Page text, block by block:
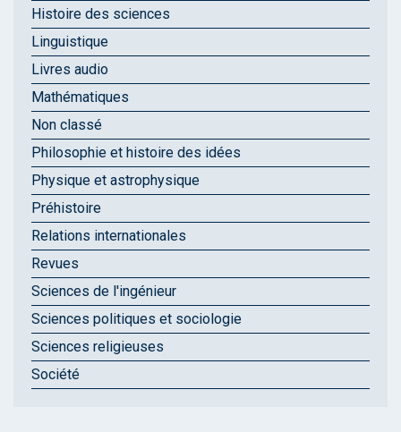
Histoire des sciences
Linguistique
Livres audio
Mathématiques
Non classé
Philosophie et histoire des idées
Physique et astrophysique
Préhistoire
Relations internationales
Revues
Sciences de l'ingénieur
Sciences politiques et sociologie
Sciences religieuses
Société